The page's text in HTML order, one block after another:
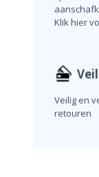
Klik hier
Veilig en
retouren